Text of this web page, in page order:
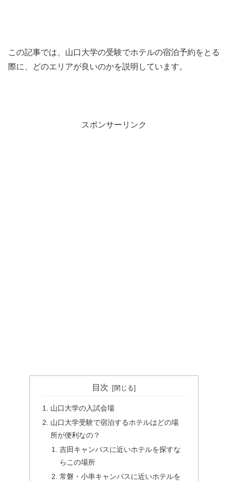
この記事では、山口大学の受験でホテルの宿泊予約をとる
際に、どのエリアが良いのかを説明しています。
スポンサーリンク
目次
山口大学の入試会場
山口大学受験で宿泊するホテルはどの場
所が便利なの？
吉田キャンパスに近いホテルを探すな
らこの場所
常磐・小串キャンパスに近いホテルを